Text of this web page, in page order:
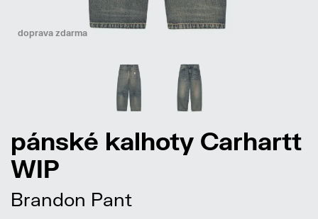
doprava zdarma
pánské kalhoty Carhartt
WIP
Brandon Pant